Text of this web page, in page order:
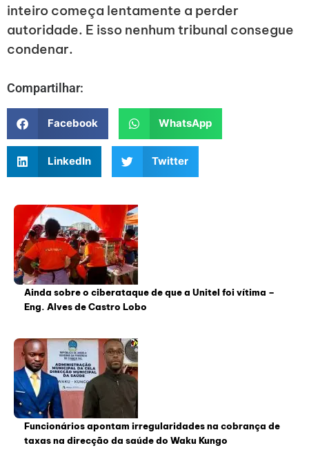
inteiro começa lentamente a perder
autoridade. E isso nenhum tribunal consegue
condenar.
Compartilhar:
Facebook WhatsApp
LinkedIn Twitter
Ainda sobre o ciberataque de que a Unitel foi vítima –
Eng. Alves de Castro Lobo
Funcionários apontam irregularidades na cobrança de
taxas na direcção da saúde do Waku Kungo